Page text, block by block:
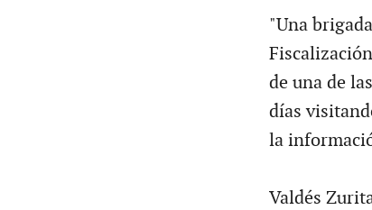
"Una
de una de
días
la
Valdés